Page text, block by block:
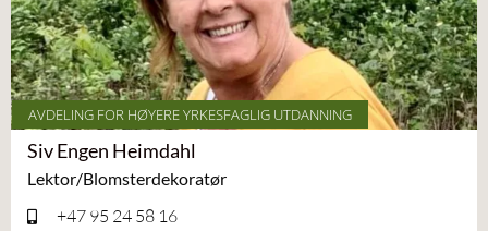
AVDELING FOR HØYERE YRKESFAGLIG UTDANNING
Siv Engen Heimdahl
Lektor/Blomsterdekoratør
+47 95 24 58 16